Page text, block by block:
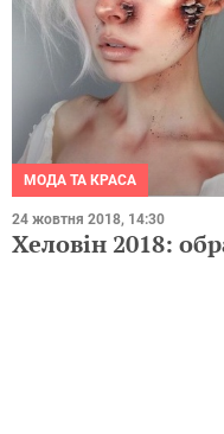
МОДА ТА КРАСА
24 жовтня 2018, 14:30
Хеловін 2018: